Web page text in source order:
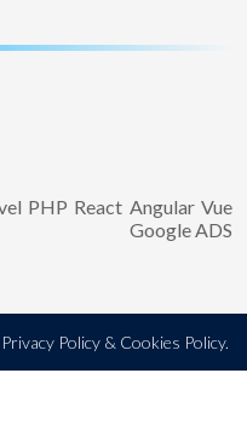
PHP React Angular Vue
Google ADS
Policy & Cookies Policy.